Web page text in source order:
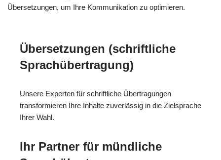
Übersetzungen, um Ihre Kommunikation zu optimieren.
Übersetzungen (schriftliche
Sprachübertragung)
Unsere Experten für schriftliche Übertragungen
transformieren Ihre Inhalte zuverlässig in die Zielsprache
Ihrer Wahl.
Ihr Partner für mündliche